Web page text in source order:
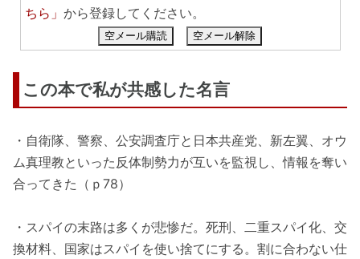
ちら」 から登録してください。
空メール購読 空メール解除
この本で私が共感した名言
・自衛隊、警察、公安調査庁と日本共産党、新左翼、オウ
ム真理教といった反体制勢力が互いを監視し、情報を奪い
合ってきた（ｐ78）
・スパイの末路は多くが悲惨だ。死刑、二重スパイ化、交
換材料、国家はスパイを使い捨てにする。割に合わない仕